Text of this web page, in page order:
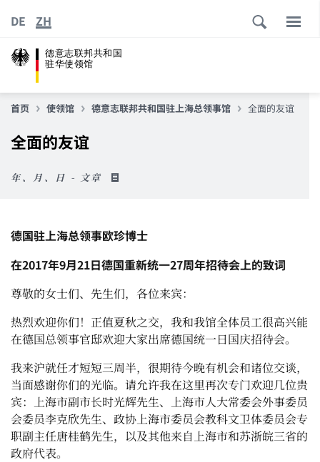
德意志联邦共和国
驻华使领馆
DE ZH
首页 使领馆 德意志联邦共和国驻上海总领事馆 全面的友谊
全面的友谊
年、月、日 - 文章
德国驻上海总领事欧珍博士
在2017年9月21日德国重新统一27周年招待会上的致词
尊敬的女士们、先生们，各位来宾：
热烈欢迎你们！正值夏秋之交，我和我馆全体员工很高兴能
在德国总领事官邸欢迎大家出席德国统一日国庆招待会。
我来沪就任才短短三周半，很期待今晚有机会和诸位交谈，
当面感谢你们的光临。请允许我在这里再次专门欢迎几位贵
宾：上海市副市长时光辉先生、上海市人大常委会外事委员
会委员李克欣先生、政协上海市委员会教科文卫体委员会专
职副主任唐桂鹤先生，以及其他来自上海市和苏浙皖三省的
政府代表。